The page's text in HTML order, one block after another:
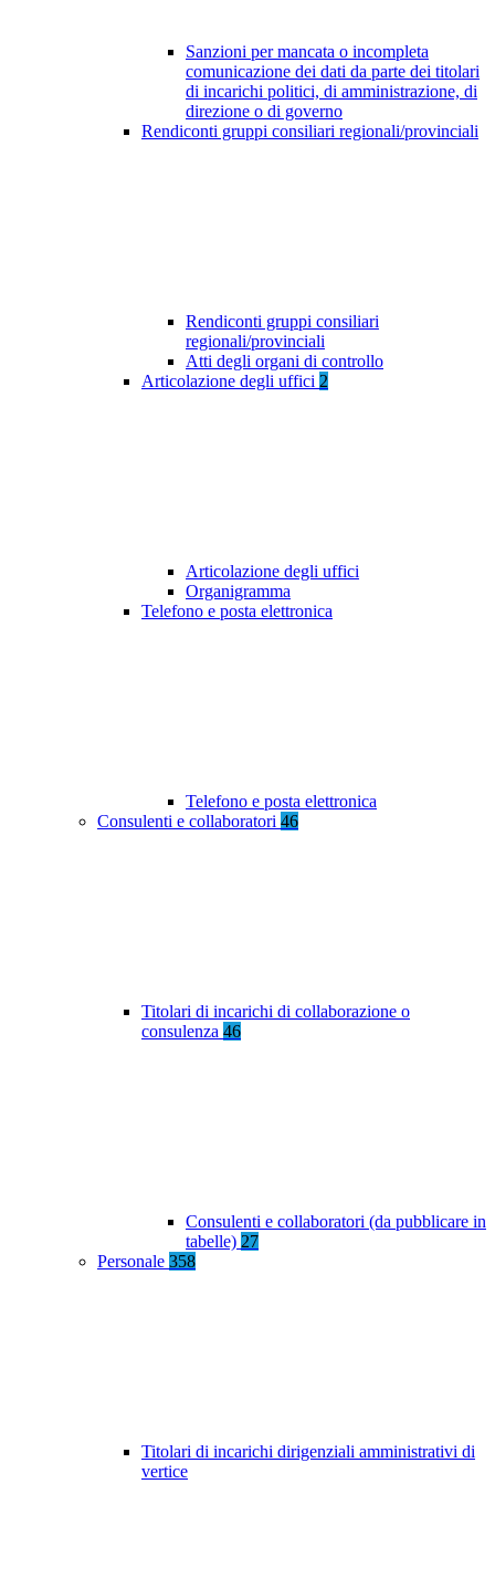
Sanzioni per mancata o incompleta
comunicazione dei dati da parte dei titolari
di incarichi politici, di amministrazione, di
direzione o di governo
Rendiconti gruppi consiliari regionali/provinciali
Rendiconti gruppi consiliari
regionali/provinciali
Atti degli organi di controllo
Articolazione degli uffici 2
Articolazione degli uffici
Organigramma
Telefono e posta elettronica
Telefono e posta elettronica
Consulenti e collaboratori 46
Titolari di incarichi di collaborazione o
consulenza 46
Consulenti e collaboratori (da pubblicare in
tabelle) 27
Personale 358
Titolari di incarichi dirigenziali amministrativi di
vertice